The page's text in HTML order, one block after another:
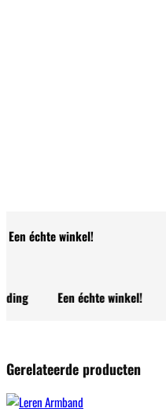
Een échte winkel!
Een échte winkel!
Gerelateerde producten